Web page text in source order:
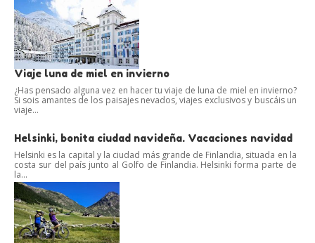
Viaje luna de miel en invierno
¿Has pensado alguna vez en hacer tu viaje de luna de miel en invierno?
Si sois amantes de los paisajes nevados, viajes exclusivos y buscáis un
viaje...
Helsinki, bonita ciudad navideña. Vacaciones navidad
Helsinki es la capital y la ciudad más grande de Finlandia, situada en la
costa sur del país junto al Golfo de Finlandia. Helsinki forma parte de
la...